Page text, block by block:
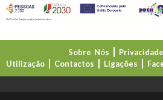
Sobre Nós Privacidade
Utilização
Contactos Ligações